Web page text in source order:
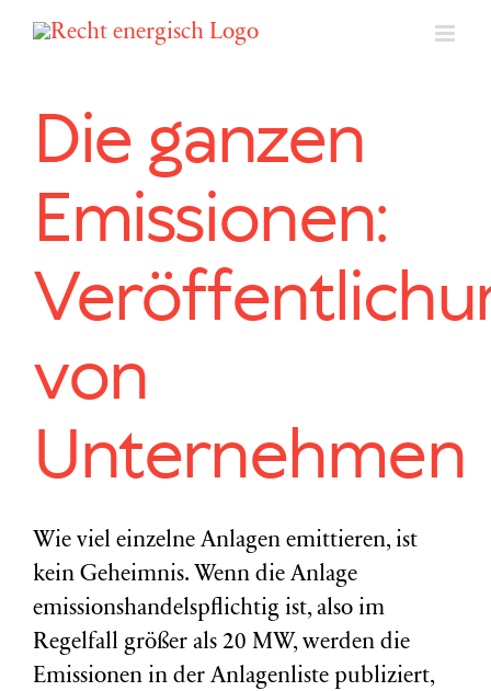
Die ganzen
Emissionen:
von
Unternehmen
Wie viel einzelne Anlagen emittieren, ist
kein Geheimnis. Wenn die Anlage
emissionshandelspflichtig ist, also im
Regelfall größer als 20 MW, werden die
Emissionen in der Anlagenliste publiziert,